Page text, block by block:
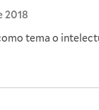
2018
tema o